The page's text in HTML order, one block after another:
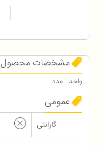
مشخصات محصول
واحد : عدد
عمومی
گارانتی